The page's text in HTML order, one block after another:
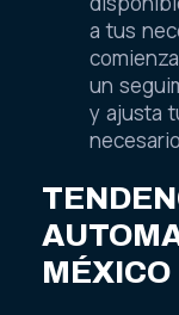
a tus
un
y ajusta